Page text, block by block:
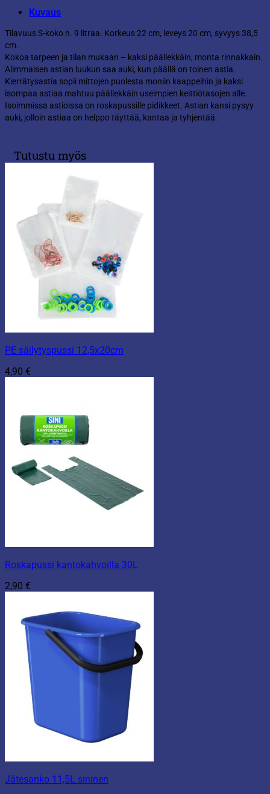
Kuvaus
Tilavuus S-koko n. 9 litraa. Korkeus 22 cm, leveys 20 cm, syvyys 38,5
cm.
Kokoa tarpeen ja tilan mukaan – kaksi päällekkäin, monta rinnakkain.
Alimmaisen astian luukun saa auki, kun päällä on toinen astia.
Kierrätysastia sopii mittojen puolesta moniin kaappeihin ja kaksi
isompaa astiaa mahtuu päällekkäin useimpien keittiötasojen alle.
Isoimmissa astioissa on roskapussille pidikkeet. Astian kansi pysyy
auki, jolloin astiaa on helppo täyttää, kantaa ja tyhjentää.
Tutustu myös
PE säilytyspussi 12,5x20cm
4,90 €
Roskapussi kantokahvoilla 30L
2,90 €
Jätesanko 11,5L sininen